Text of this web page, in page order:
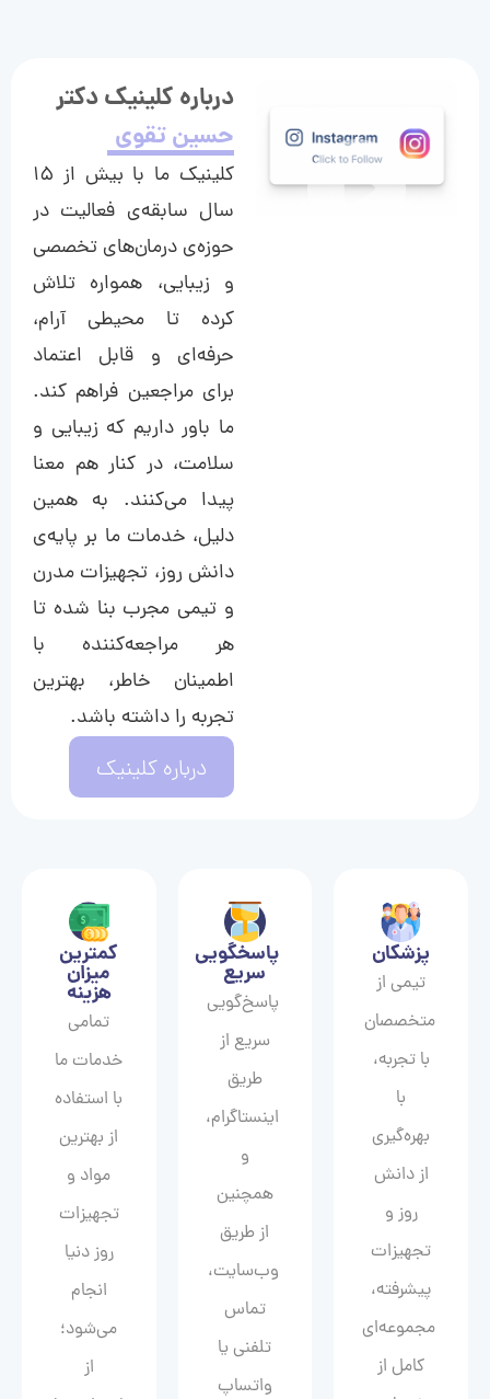
درباره کلینیک دکتر
حسین تقوی
کلینیک ما با بیش از ۱۵
سال سابقه‌ی فعالیت در
حوزه‌ی درمان‌های تخصصی
و زیبایی، همواره تلاش
کرده تا محیطی آرام،
حرفه‌ای و قابل اعتماد
برای مراجعین فراهم کند.
ما باور داریم که زیبایی و
سلامت، در کنار هم معنا
پیدا می‌کنند. به همین
دلیل، خدمات ما بر پایه‌ی
دانش روز، تجهیزات مدرن
و تیمی مجرب بنا شده تا
هر مراجعه‌کننده با
اطمینان خاطر، بهترین
تجربه را داشته باشد.
درباره کلینیک
پزشکان
تیمی از
متخصصان
با تجربه،
با
بهره‌گیری
از دانش
روز و
تجهیزات
پیشرفته،
مجموعه‌ای
کامل از
پاسخگویی
سریع
پاسخ‌گویی
سریع از
طریق
اینستاگرام،
و
همچنین
از طریق
وب‌سایت،
تماس
تلفنی یا
واتساپ
کمترین
میزان
هزینه
تمامی
خدمات ما
با استفاده
از بهترین
مواد و
تجهیزات
روز دنیا
انجام
می‌شود؛
از